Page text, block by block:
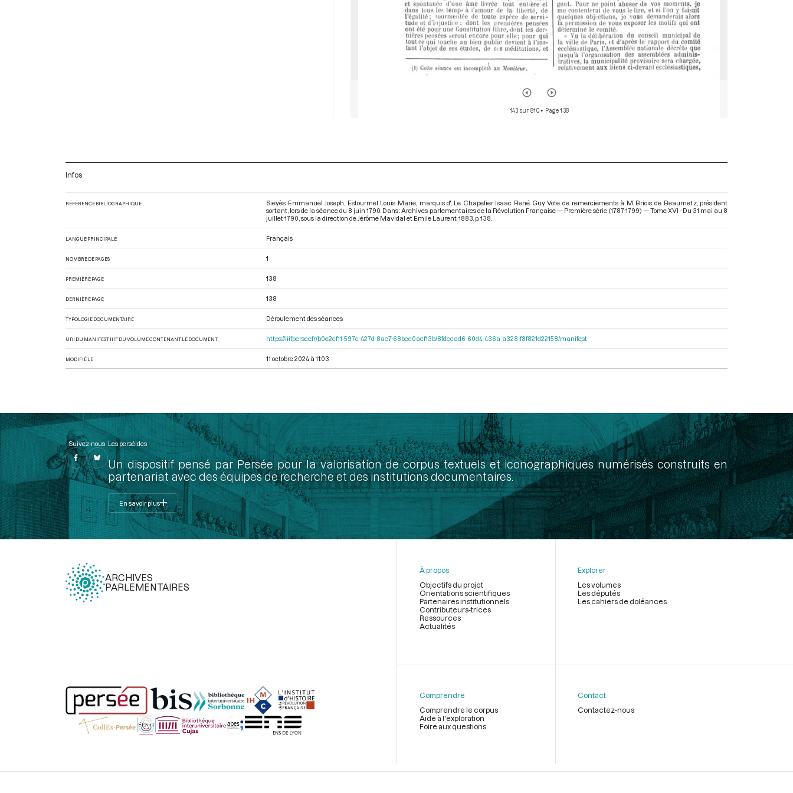
143 sur 810• Page 138
Infos
RÉFÉRENCE BIBLIOGRAPHIQUE
Sieyès Emmanuel Joseph, Estourmel Louis Marie, marquis d', Le Chapelier Isaac René Guy. Vote de remerciements à M. Briois de Beaumetz, président
sortant, lors de la séance du 8 juin 1790. Dans : Archives parlementaires de la Révolution Française — Première série (1787-1799) — Tome XVI - Du 31 mai au 8
juillet 1790 , sous la direction de Jérôme Mavidal et Emile Laurent. 1883. p. 138.
LANGUE PRINCIPALE Français
NOMBRE DE PAGES 1
PREMIÈRE PAGE 138
DERNIÈRE PAGE 138
TYPOLOGIE DOCUMENTAIRE Déroulement des séances
URI DU MANIFEST IIIF DU VOLUME CONTENANT LE DOCUMENT https://iiif.persee.fr/b0e2cf11-597c-427d-8ac7-68bcc0acf13b/8fdccad6-60d4-436a-a328-f8f821d22158/manifest
MODIFIÉ LE 11 octobre 2024 à 11:03
Suivez-nous Les perséides
Un dispositif pensé par Persée pour la valorisation de corpus textuels et iconographiques numérisés construits en
partenariat avec des équipes de recherche et des institutions documentaires.
En savoir plus
ARCHIVES
PARLEMENTAIRES
page
À propos
Objectifs du projet
Orientations scientifiques
Partenaires institutionnels
Contributeurs-trices
Ressources
Actualités
Explorer
Les volumes
Les députés
Les cahiers de doléances
Comprendre
Comprendre le corpus
Aide à l'exploration
Foire aux questions
Contact
Contactez-nous
Légal